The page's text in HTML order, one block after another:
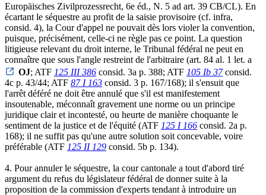
Europäisches Zivilprozessrecht, 6e éd., N. 5 ad art. 39 CB/CL). En
écartant le séquestre au profit de la saisie provisoire (cf. infra,
consid. 4), la Cour d'appel ne pouvait dès lors violer la convention,
puisque, précisément, celle-ci ne règle pas ce point. La question
litigieuse relevant du droit interne, le Tribunal fédéral ne peut en
connaître que sous l'angle restreint de l'arbitraire (art. 84 al. 1 let. a
OJ; ATF 125 III 386 consid. 3a p. 388; ATF 105 Ib 37consid.
4c p. 43/44; ATF 87 I 163 consid. 3 p. 167/168); il s'ensuit que
l'arrêt déféré ne doit être annulé que s'il est manifestement
insoutenable, méconnaît gravement une norme ou un principe
juridique clair et incontesté, ou heurte de manière choquante le
sentiment de la justice et de l'équité (ATF 125 I 166 consid. 2a p.
168); il ne suffit pas qu'une autre solution soit concevable, voire
préférable (ATF 125 II 129 consid. 5b p. 134).
4. Pour annuler le séquestre, la cour cantonale a tout d'abord tiré
argument du refus du législateur fédéral de donner suite à la
proposition de la commission d'experts tendant à introduire un